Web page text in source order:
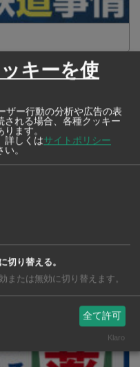
の「TOPS」で買える薬
キーを使
ザー行動の分析や広告の表
される場合、各種クッキー
ます。
詳しくはサイトポリシー
。
切り替える。
または無効に切り替えます。
全て許可
Klaro